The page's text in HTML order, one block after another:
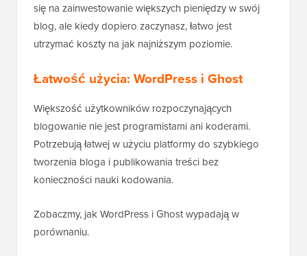
się na zainwestowanie większych pieniędzy w swój
blog, ale kiedy dopiero zaczynasz, łatwo jest
utrzymać koszty na jak najniższym poziomie.
Łatwość użycia: WordPress i Ghost
Większość użytkowników rozpoczynających
blogowanie nie jest programistami ani koderami.
Potrzebują łatwej w użyciu platformy do szybkiego
tworzenia bloga i publikowania treści bez
konieczności nauki kodowania.
Zobaczmy, jak WordPress i Ghost wypadają w
porównaniu.